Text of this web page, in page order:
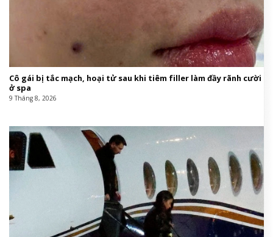
Cô gái bị tắc mạch, hoại tử sau khi tiêm filler làm đầy rãnh cười
ở spa
9 Tháng 8, 2026